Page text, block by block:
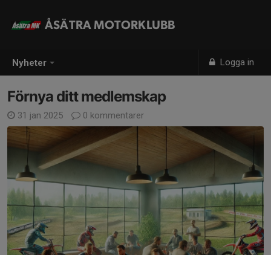
Nyheter Logga in
ÅSÄTRA MOTORKLUBB
Förnya ditt medlemskap
31 jan 2025 0 kommentarer